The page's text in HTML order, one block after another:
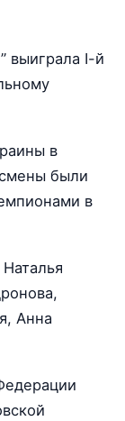
І-й
в
были
в
Анна